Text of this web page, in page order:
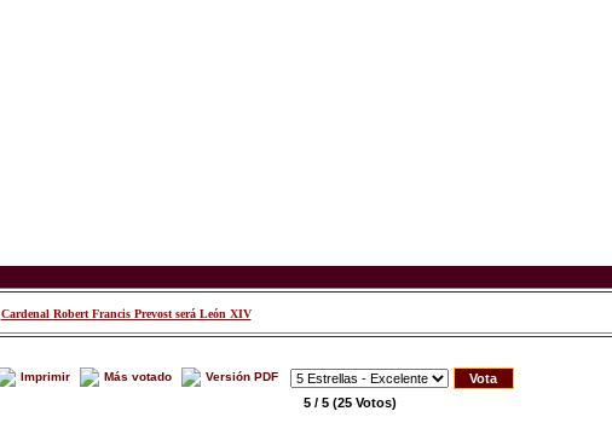
Cardenal Robert Francis Prevost será León XIV
Imprimir Más votado Versión PDF
5 / 5 (25 Votos)